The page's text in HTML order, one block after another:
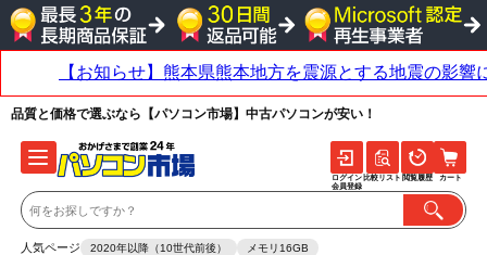
品質と価格で選ぶなら【パソコン市場】中古パソコンが安い！
人気ページ 2020年以降（10世代前後） メモリ16GB
ログイン
会員登録
比較リスト 閲覧履歴 カート